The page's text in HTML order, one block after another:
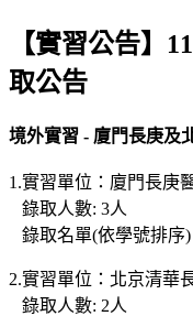
【實習公告】
取公告
境外實習 - 廈門長庚及
1.實習單位：廈門長庚
錄取人數: 3人
錄取名單(依學號排序)
2.實習單位：北京清華
錄取人數: 2人